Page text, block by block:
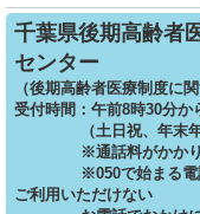
千葉県後期高齢者
センター
（後期高齢者医療制度に
受付時間：午前8時30分か
（土日祝、年末年始
※通話料がかかり
※050で始まる電話
ご利用いただけない